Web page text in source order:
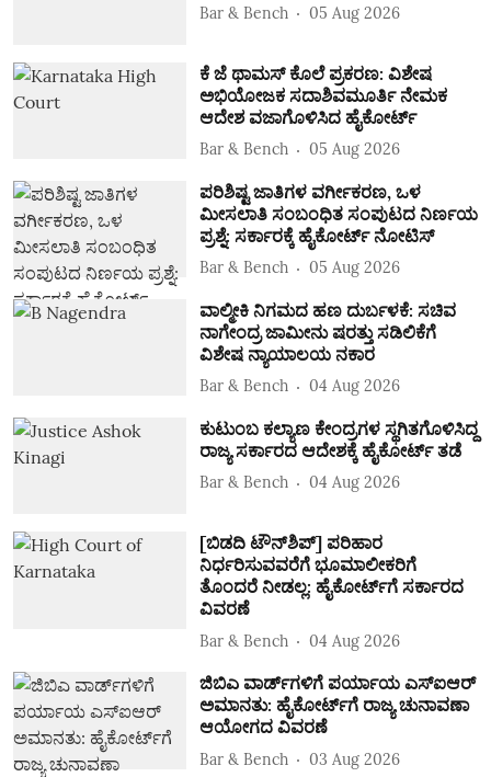
Bar & Bench 05 Aug 2026
ಕೆ ಜೆ ಥಾಮಸ್‌ ಕೊಲೆ ಪ್ರಕರಣ: ವಿಶೇಷ
ಅಭಿಯೋಜಕ ಸದಾಶಿವಮೂರ್ತಿ ನೇಮಕ
ಆದೇಶ ವಜಾಗೊಳಿಸಿದ ಹೈಕೋರ್ಟ್‌
Bar & Bench 05 Aug 2026
ಪರಿಶಿಷ್ಟ ಜಾತಿಗಳ ವರ್ಗೀಕರಣ, ಒಳ
ಮೀಸಲಾತಿ ಸಂಬಂಧಿತ ಸಂಪುಟದ ನಿರ್ಣಯ
ಪ್ರಶ್ನೆ: ಸರ್ಕಾರಕ್ಕೆ ಹೈಕೋರ್ಟ್‌ ನೋಟಿಸ್‌
Bar & Bench 05 Aug 2026
ವಾಲ್ಮೀಕಿ ನಿಗಮದ ಹಣ ದುರ್ಬಳಕೆ: ಸಚಿವ
ನಾಗೇಂದ್ರ ಜಾಮೀನು ಷರತ್ತು ಸಡಿಲಿಕೆಗೆ
ವಿಶೇಷ ನ್ಯಾಯಾಲಯ ನಕಾರ
Bar & Bench 04 Aug 2026
ಕುಟುಂಬ ಕಲ್ಯಾಣ ಕೇಂದ್ರಗಳ ಸ್ಥಗಿತಗೊಳಿಸಿದ್ದ
ರಾಜ್ಯ ಸರ್ಕಾರದ ಆದೇಶಕ್ಕೆ ಹೈಕೋರ್ಟ್‌ ತಡೆ
Bar & Bench 04 Aug 2026
[ಬಿಡದಿ ಟೌನ್‌ಶಿಪ್‌] ಪರಿಹಾರ
ನಿರ್ಧರಿಸುವವರೆಗೆ ಭೂಮಾಲೀಕರಿಗೆ
ತೊಂದರೆ ನೀಡಲ್ಲ: ಹೈಕೋರ್ಟ್‌ಗೆ ಸರ್ಕಾರದ
ವಿವರಣೆ
Bar & Bench 04 Aug 2026
ಜಿಬಿಎ ವಾರ್ಡ್‌ಗಳಿಗೆ ಪರ್ಯಾಯ ಎಸ್‌ಐಆರ್‌
ಅಮಾನತು: ಹೈಕೋರ್ಟ್‌ಗೆ ರಾಜ್ಯ ಚುನಾವಣಾ
ಆಯೋಗದ ವಿವರಣೆ
Bar & Bench 03 Aug 2026